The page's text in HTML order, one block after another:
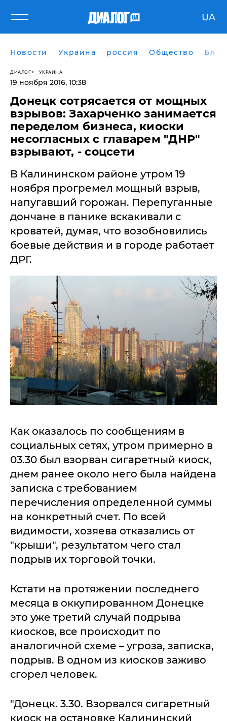
UA
Новости Украина россия Общество
ДИАЛОГ УКРАИНА
19 ноября 2016, 10:38
Донецк сотрясается от мощных
взрывов: Захарченко занимается
переделом бизнеса, киоски
несогласных с главарем "ДНР"
взрывают, - соцсети
В Калининском районе утром 19
ноября прогремел мощный взрыв,
напугавший горожан. Перепуганные
дончане в панике вскакивали с
кроватей, думая, что возобновились
боевые действия и в городе работает
ДРГ.
Как оказалось по сообщениям в
социальных сетях, утром примерно в
03.30 был взорван сигаретный киоск,
днем ранее около него была найдена
записка с требованием
перечисления определенной суммы
на конкретный счет. По всей
видимости, хозяева отказались от
"крыши", результатом чего стал
подрыв их торговой точки.
Кстати на протяжении последнего
месяца в оккупированном Донецке
это уже третий случай подрыва
киосков, все происходит по
аналогичной схеме – угроза, записка,
подрыв. В одном из киосков заживо
сгорел человек.
"Донецк. 3.30. Взорвался сигаретный
киоск на остановке Калининский